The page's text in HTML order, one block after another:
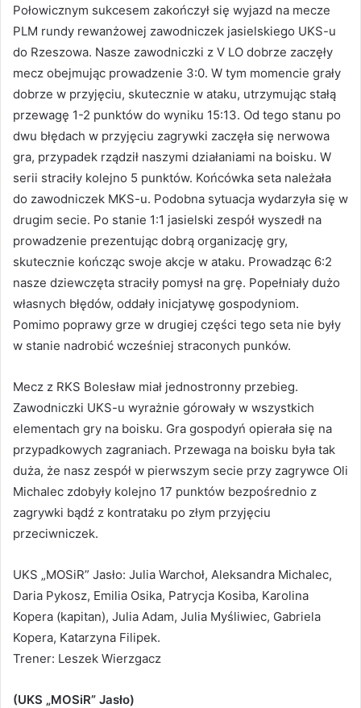
Połowicznym sukcesem zakończył się wyjazd na mecze
PLM rundy rewanżowej zawodniczek jasielskiego UKS-u
do Rzeszowa. Nasze zawodniczki z V LO dobrze zaczęły
mecz obejmując prowadzenie 3:0. W tym momencie grały
dobrze w przyjęciu, skutecznie w ataku, utrzymując stałą
przewagę 1-2 punktów do wyniku 15:13. Od tego stanu po
dwu błędach w przyjęciu zagrywki zaczęła się nerwowa
gra, przypadek rządził naszymi działaniami na boisku. W
serii straciły kolejno 5 punktów. Końcówka seta należała
do zawodniczek MKS-u. Podobna sytuacja wydarzyła się w
drugim secie. Po stanie 1:1 jasielski zespół wyszedł na
prowadzenie prezentując dobrą organizację gry,
skutecznie kończąc swoje akcje w ataku. Prowadząc 6:2
nasze dziewczęta straciły pomysł na grę. Popełniały dużo
własnych błędów, oddały inicjatywę gospodyniom.
Pomimo poprawy grze w drugiej części tego seta nie były
w stanie nadrobić wcześniej straconych punków.
Mecz z RKS Bolesław miał jednostronny przebieg.
Zawodniczki UKS-u wyrażnie górowały w wszystkich
elementach gry na boisku. Gra gospodyń opierała się na
przypadkowych zagraniach. Przewaga na boisku była tak
duża, że nasz zespół w pierwszym secie przy zagrywce Oli
Michalec zdobyły kolejno 17 punktów bezpośrednio z
zagrywki bądź z kontrataku po złym przyjęciu
przeciwniczek.
UKS „MOSiR” Jasło: Julia Warchoł, Aleksandra Michalec,
Daria Pykosz, Emilia Osika, Patrycja Kosiba, Karolina
Kopera (kapitan), Julia Adam, Julia Myśliwiec, Gabriela
Kopera, Katarzyna Filipek.
Trener: Leszek Wierzgacz
(UKS „MOSiR” Jasło)